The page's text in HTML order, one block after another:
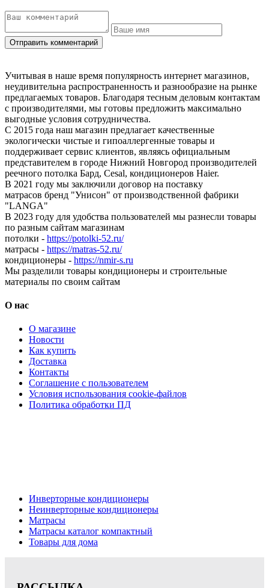
Учитывая в наше время популярность интернет магазинов,
неудивительна распространенность и разнообразие на рынке
предлагаемых товаров. Благодаря тесным деловым контактам
с производителями, мы готовы предложить максимально
выгодные условия сотрудничества.
С 2015 года наш магазин предлагает качественные
экологически чистые и гипоаллергенные товары и
поддерживает сервис клиентов, являясь официальным
представителем в городе Нижний Новгород производителей
реечного потолка Бард, Cesal, кондиционеров Haier.
В 2021 году мы заключили договор на поставку
матрасов бренд "Унисон" от производственной фабрики
"LANGA"
В 2023 году для удобства пользователей мы разнесли товары
по разным сайтам магазинам
потолки - https://potolki-52.ru/
матрасы - https://matras-52.ru/
кондиционеры - https://nmir-s.ru
Мы разделили товары кондиционеры и строительные
материалы по своим сайтам
О нас
О магазине
Новости
Как купить
Доставка
Контакты
Соглашение с пользователем
Условия использования cookie-файлов
Политика обработки ПД
Инверторные кондиционеры
Неинверторные кондиционеры
Матрасы
Матрасы каталог компактный
Товары для дома